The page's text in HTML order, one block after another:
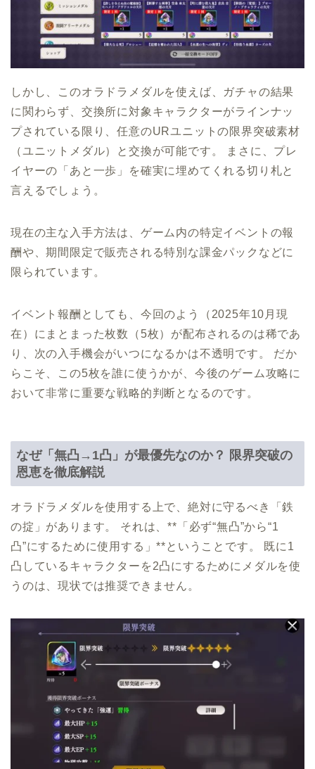
しかし、このオラドラメダルを使えば、ガチャの結果
に関わらず、交換所に対象キャラクターがラインナッ
プされている限り、任意のURユニットの限界突破素材
（ユニットメダル）と交換が可能です。 まさに、プレ
イヤーの「あと一歩」を確実に埋めてくれる切り札と
言えるでしょう。
現在の主な入手方法は、ゲーム内の特定イベントの報
酬や、期間限定で販売される特別な課金パックなどに
限られています。
イベント報酬としても、今回のよう（2025年10月現
在）にまとまった枚数（5枚）が配布されるのは稀であ
り、次の入手機会がいつになるかは不透明です。 だか
らこそ、この5枚を誰に使うかが、今後のゲーム攻略に
おいて非常に重要な戦略的判断となるのです。
なぜ「無凸→1凸」が最優先なのか？ 限界突破の
恩恵を徹底解説
オラドラメダルを使用する上で、絶対に守るべき「鉄
の掟」があります。 それは、**「必ず“無凸”から“1
凸”にするために使用する」**ということです。 既に1
凸しているキャラクターを2凸にするためにメダルを使
うのは、現状では推奨できません。